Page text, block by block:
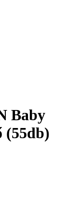
Baby
(55db)